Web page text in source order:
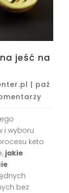
jeść na
| paź
i wyboru
keto
jakie
bez